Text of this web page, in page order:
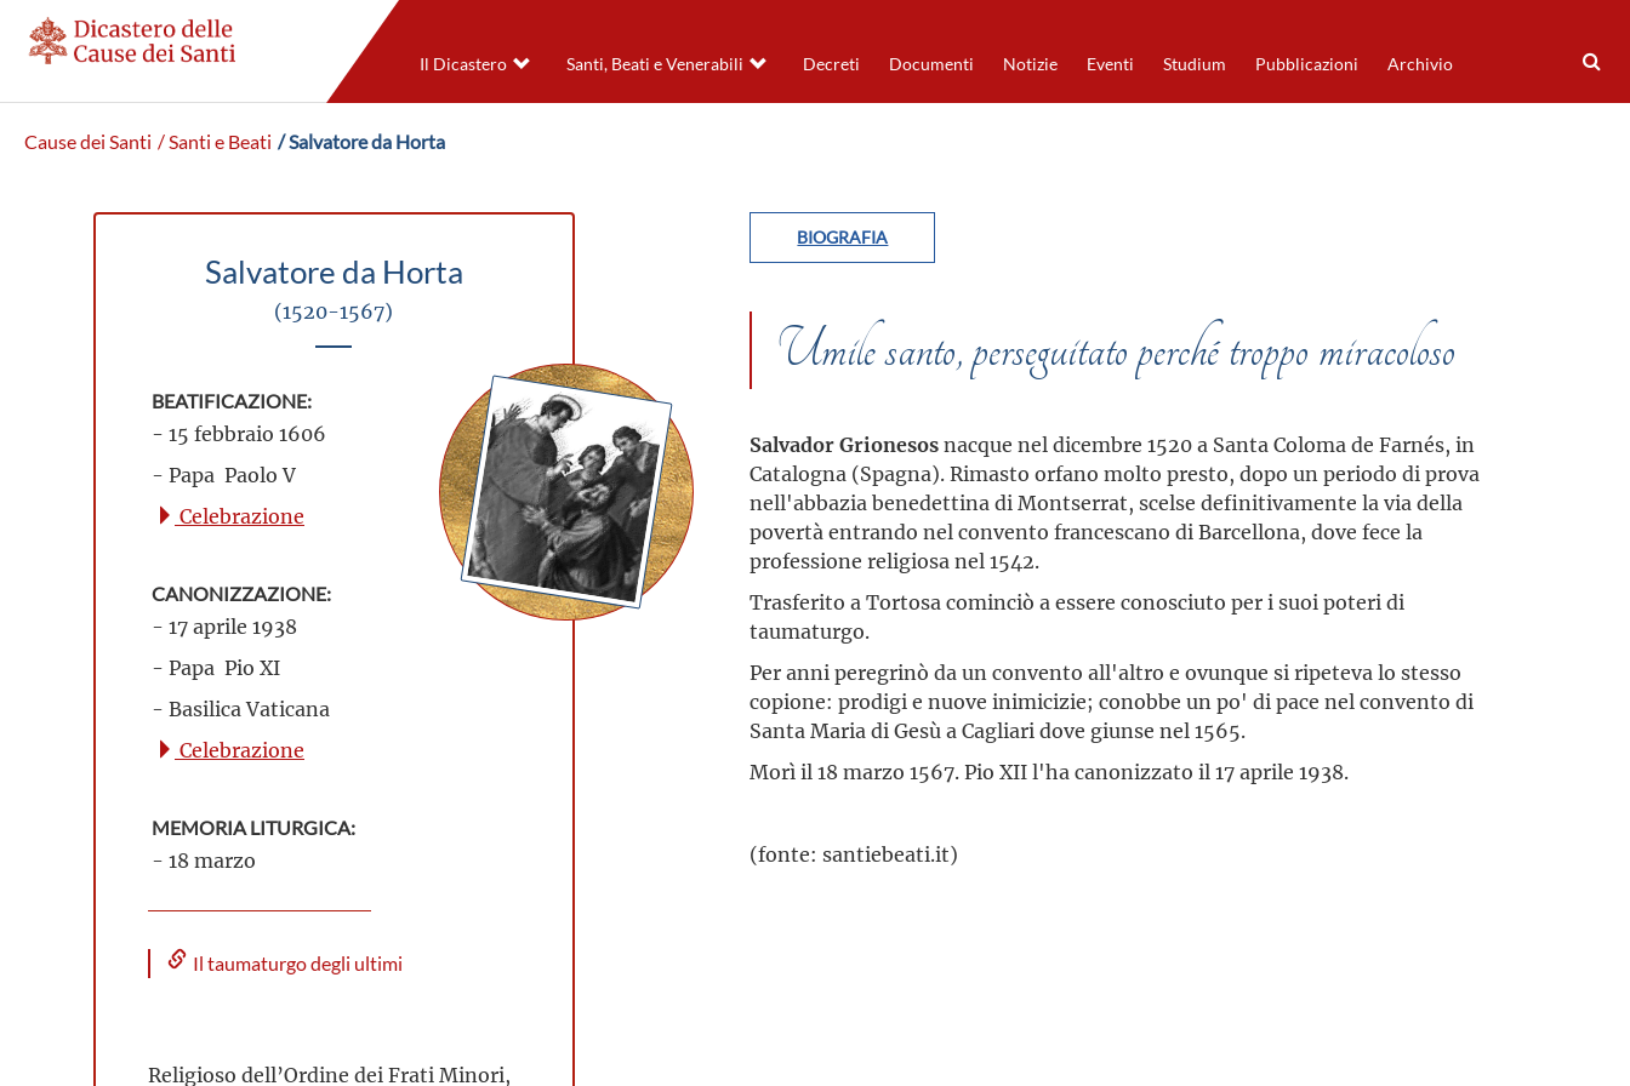
Il Dicastero Santi, Beati e Venerabili Decreti Documenti Notizie Eventi Studium Pubblicazioni Archivio
Cause dei Santi / Santi e Beati / Salvatore da Horta
Salvatore da Horta
(1520-1567)
BEATIFICAZIONE:
- 15 febbraio 1606
- Papa Paolo V
Celebrazione
CANONIZZAZIONE:
- 17 aprile 1938
- Papa Pio XI
- Basilica Vaticana
Celebrazione
MEMORIA LITURGICA:
- 18 marzo
Il taumaturgo degli ultimi
Religioso dell’Ordine dei Frati Minori,
BIOGRAFIA
Umile santo, perseguitato perché troppo miracoloso
Salvador Grionesosnacque nel dicembre 1520 a Santa Coloma de Farnés, in
Catalogna (Spagna). Rimasto orfano molto presto, dopo un periodo di prova
nell'abbazia benedettina di Montserrat, scelse definitivamente la via della
povertà entrando nel convento francescano di Barcellona, dove fece la
professione religiosa nel 1542.
Trasferito a Tortosa cominciò a essere conosciuto per i suoi poteri di
taumaturgo.
Per anni peregrinò da un convento all'altro e ovunque si ripeteva lo stesso
copione: prodigi e nuove inimicizie; conobbe un po' di pace nel convento di
Santa Maria di Gesù a Cagliari dove giunse nel 1565.
Morì il 18 marzo 1567. Pio XII l'ha canonizzato il 17 aprile 1938.
(fonte: santiebeati.it)